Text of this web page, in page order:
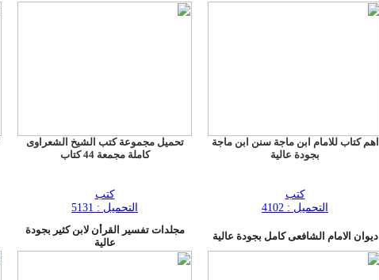
اهم كتاب للامام ابن ماجة سنن ابن ماجة
بجودة عالية
كتب
التحميل : 4102
تحميل مجموعة كتب الشيخ الشعراوى
كاملة مجمعة 44 كتاب
كتب
التحميل : 5131
ديوان الامام الشافعى كامل بجودة عالية
مجلدات تفسير القرأن لابن كثير بجودة
عالية